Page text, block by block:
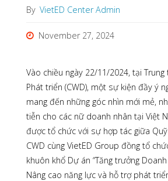
By VietED Center Admin
November 27, 2024
Vào chiều ngày 22/11/2024, tại
Phát triển (CWD), một sự kiện đầy ý
mang đến những góc nhìn mới mẻ,
tiễn cho các nữ doanh nhân tại Việt
được tổ chức với sự hợp tác giữa Quỹ
CWD cùng VietED Group đồng tổ
khuôn khổ Dự án “Tăng trưởng
Nâng cao năng lực và hỗ trợ phát